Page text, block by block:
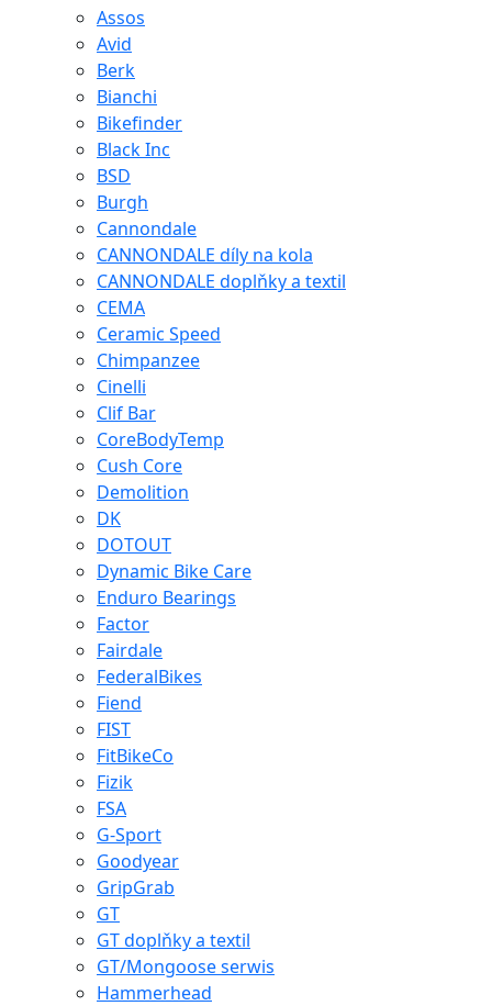
Assos
Avid
Berk
Bianchi
Bikefinder
Black Inc
BSD
Burgh
Cannondale
CANNONDALE díly na kola
CANNONDALE doplňky a textil
CEMA
Ceramic Speed
Chimpanzee
Cinelli
Clif Bar
CoreBodyTemp
Cush Core
Demolition
DK
DOTOUT
Dynamic Bike Care
Enduro Bearings
Factor
Fairdale
FederalBikes
Fiend
FIST
FitBikeCo
Fizik
FSA
G-Sport
Goodyear
GripGrab
GT
GT doplňky a textil
GT/Mongoose serwis
Hammerhead